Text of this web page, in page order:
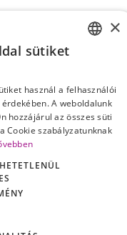
Informatika számos
rendelkezik évtizedes
és kipróbált
×
sütiket
használ a felhasználói
A weboldalunk
hozzájárul az összes süti
Cookie szabályzatunknak